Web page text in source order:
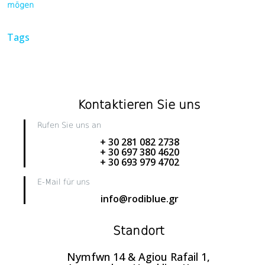
mögen
Tags
Kontaktieren Sie uns
Rufen Sie uns an
+ 30 281 082 2738
+ 30 697 380 4620
+ 30 693 979 4702
E-Mail für uns
info@rodiblue.gr
Standort
Nymfwn 14 & Agiou Rafail 1,